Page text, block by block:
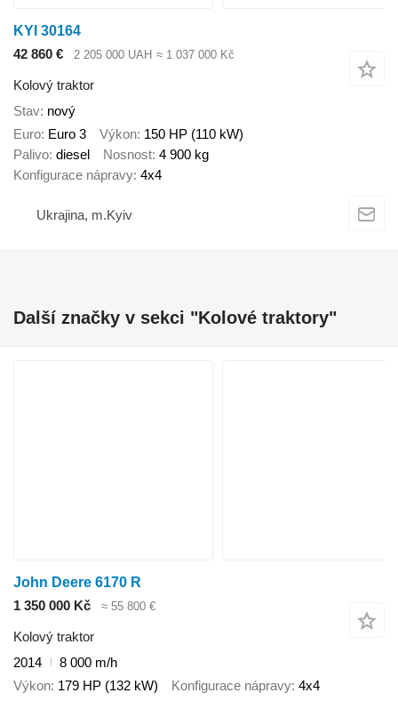
KYI 30164
42 860 €
2 205 000 UAH ≈ 1 037 000 Kč
Kolový traktor
Stav nový
Euro Euro 3 Výkon 150 HP (110 kW)
Palivo diesel Nosnost 4 900 kg
Konfigurace nápravy 4x4
Ukrajina, m.Kyiv
Další značky v sekci "Kolové traktory"
John Deere 6170 R
1 350 000 Kč
≈ 55 800 €
Kolový traktor
2014
8 000 m/h
Výkon 179 HP (132 kW) Konfigurace nápravy 4x4